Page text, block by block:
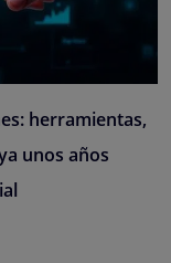
herramientas,
unos años